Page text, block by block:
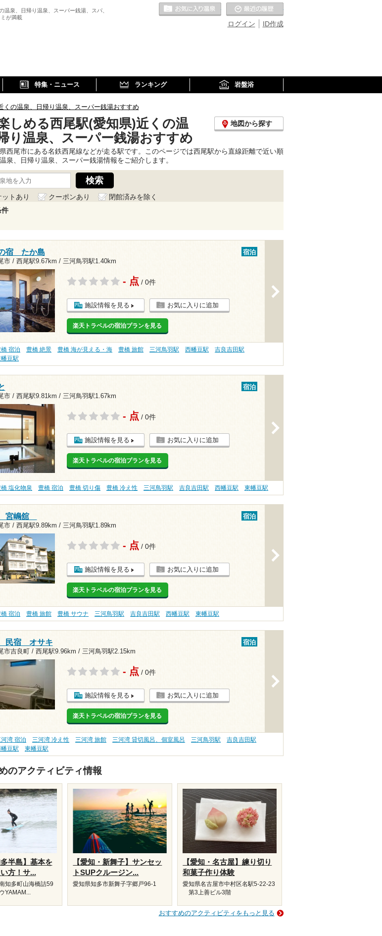
泉、日帰り温泉、スーパー銭湯、スパ、
が満載
ID作成
ログイン
お気に入りの温泉
特集・ニュース ランキング 岩盤浴
くの温泉、日帰り温泉、スーパー銭湯おすすめ
しめる西尾駅(愛知県)近くの温
り温泉、スーパー銭湯おすすめ
地図から探す
西尾市にある名鉄西尾線などが走る駅です。このページでは西尾駅から直線距離で近い順
泉、日帰り温泉、スーパー銭湯情報をご紹介します。
トあり クーポンあり
閉館済みを除く
件
宿 たか島
市 / 西尾駅9.67km / 三河鳥羽駅1.40km
宿泊
- 点 / 0件
施設情報を見る お気に入りに追加
楽天トラベルの宿泊プランを見る
橋 宿泊 豊橋 絶景 豊橋 海が見える・海 豊橋 旅館 三河鳥羽駅 西幡豆駅
吉良吉田駅
豆駅
市 / 西尾駅9.81km / 三河鳥羽駅1.67km
宿泊
- 点 / 0件
施設情報を見る お気に入りに追加
楽天トラベルの宿泊プランを見る
橋 塩化物泉 豊橋 宿泊 豊橋 切り傷 豊橋 冷え性 三河鳥羽駅 吉良吉田駅 西幡豆駅 東幡豆駅
宮嶋舘
市 / 西尾駅9.89km / 三河鳥羽駅1.89km
宿泊
- 点 / 0件
施設情報を見る お気に入りに追加
楽天トラベルの宿泊プランを見る
橋 宿泊 豊橋 旅館 豊橋 サウナ 三河鳥羽駅 吉良吉田駅 西幡豆駅 東幡豆駅
民宿 オサキ
市吉良町 / 西尾駅9.96km / 三河鳥羽駅2.15km
宿泊
- 点 / 0件
施設情報を見る お気に入りに追加
楽天トラベルの宿泊プランを見る
湾 宿泊 三河湾 冷え性 三河湾 旅館 三河湾 貸切風呂、個室風呂 三河鳥羽駅
吉良吉田駅
豆駅
東幡豆駅
のアクティビティ情報
多半島】基本を
方！サ...
知多町山海橋詰59
YAMAM...
【愛知・新舞子】サンセッ
トSUPクルージン...
愛知県知多市新舞子字郷戸96-1
【愛知・名古屋】練り切り
和菓子作り体験
愛知県名古屋市中村区名駅5-22-23
第3上善ビル3階
おすすめのアクティビティをもっと見る